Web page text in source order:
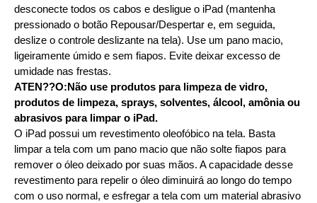
desconecte todos os cabos e desligue o iPad (mantenha
pressionado o botão Repousar/Despertar e, em seguida,
deslize o controle deslizante na tela). Use um pano macio,
ligeiramente úmido e sem fiapos. Evite deixar excesso de
umidade nas frestas.
ATEN??O:Não use produtos para limpeza de vidro,
produtos de limpeza, sprays, solventes, álcool, amônia ou
abrasivos para limpar o iPad.
O iPad possui um revestimento oleofóbico na tela. Basta
limpar a tela com um pano macio que não solte fiapos para
remover o óleo deixado por suas mãos. A capacidade desse
revestimento para repelir o óleo diminuirá ao longo do tempo
com o uso normal, e esfregar a tela com um material abrasivo